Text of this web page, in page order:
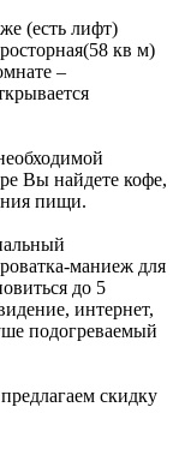
(есть лифт)
кв м)
–
Вы найдете кофе,
пищи.
маниеж для
до 5
интернет,
подогреваемый
скидку